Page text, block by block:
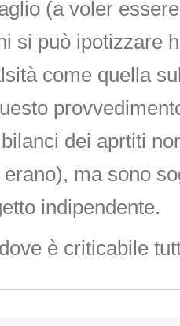
(a voler
si può ipotizzare
come quella
dei aprtiti
ma sono
indipendente.
è criticabile